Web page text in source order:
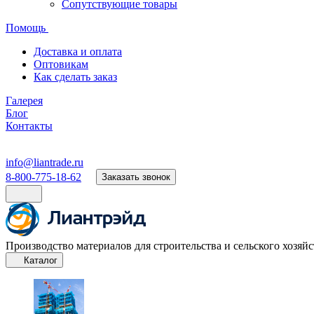
Сопутствующие товары
Помощь
Доставка и оплата
Оптовикам
Как сделать заказ
Галерея
Блог
Контакты
info@liantrade.ru
8-800-775-18-62
Заказать звонок
Производство материалов для строительства и сельского
Каталог